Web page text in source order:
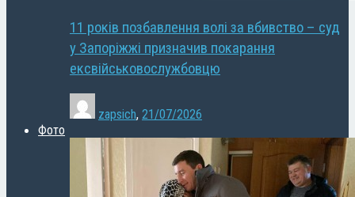
11 років позбавлення волі за вбивство – суд
у Запоріжжі призначив покарання
ексвійськовослужбовцю
zapsich, 21/07/2026
Фото